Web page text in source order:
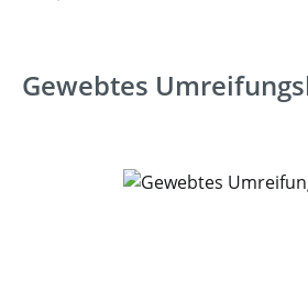
Gewebtes
Ignorer la galerie d'images